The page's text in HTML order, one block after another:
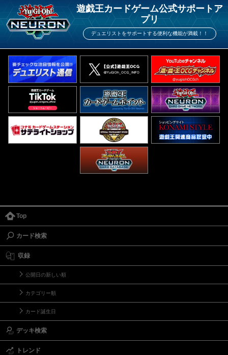
遊戯王カードゲーム公式サポートア
プリ
デュエリストをサポートする便利な機能が満載！！
Top
カード検索
収録
公開日の新しい順
カテゴリー順
カード誕生日
デッキ検索
トレンド